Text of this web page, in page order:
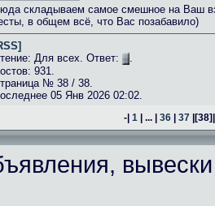
складываем самое смешное на Ваш
в общем всё, что Вас позабавило)
Для всех. Ответ:
.
931.
№ 38 / 38.
05 Янв 2026 02:02.
-| 1 | ... | 36 | 37 |[38]